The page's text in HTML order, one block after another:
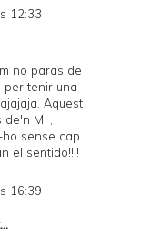
12:33
no paras de
per tenir una
Aquest
M. ,
sense cap
el sentido!!!!
16:39